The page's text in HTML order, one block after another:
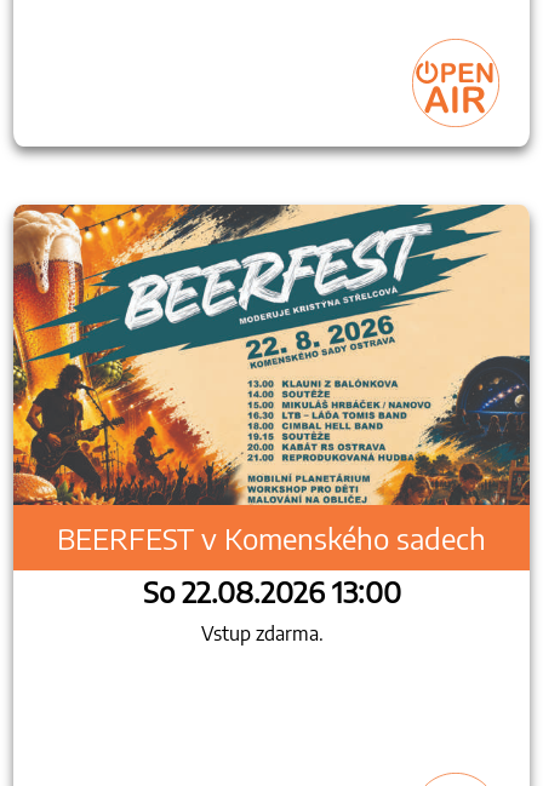
BEERFEST v Komenského sadech
So 22.08.2026 13:00
Vstup zdarma.